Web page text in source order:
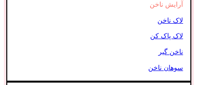
آرایش ناخن
لاک ناخن
لاک پاک کن
ناخن گیر
سوهان ناخن